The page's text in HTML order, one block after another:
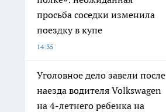
просьба соседки изменила
поездку в купе
14:35
Уголовное дело завели после
наезда водителя Volkswagen
на 4-летнего ребенка на